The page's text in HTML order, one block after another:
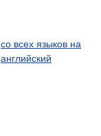
со всех языков на
английский